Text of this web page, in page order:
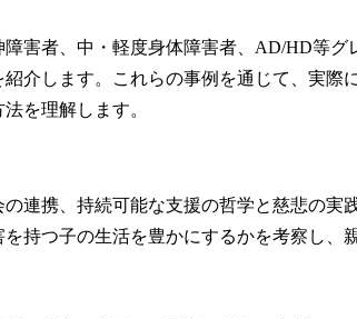
害者、中・軽度身体障害者、AD/HD等グ
介します。これらの事例を通じて、実際
を理解します。
連携、持続可能な支援の哲学と慈悲の実
持つ子の生活を豊かにするかを考察し、